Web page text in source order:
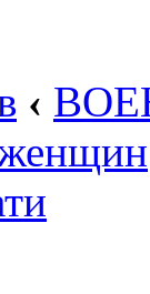
‹
женщин